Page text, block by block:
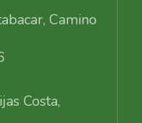
Camino
Costa,